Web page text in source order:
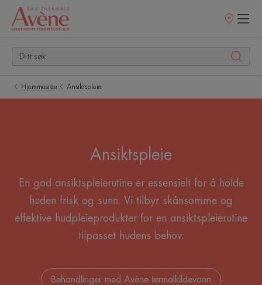
Utsalgssteder
Hjemmeside Ansiktspleie
Ansiktspleie
En god ansiktspleierutine er essensielt for å holde
huden frisk og sunn. Vi tilbyr skånsomme og
effektive hudpleieprodukter for en ansiktspleierutine
tilpasset hudens behov.
Behandlinger med Avène termalkildevann